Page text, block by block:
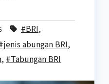
#BRI,
abungan BRI,
, #Tabungan BRI